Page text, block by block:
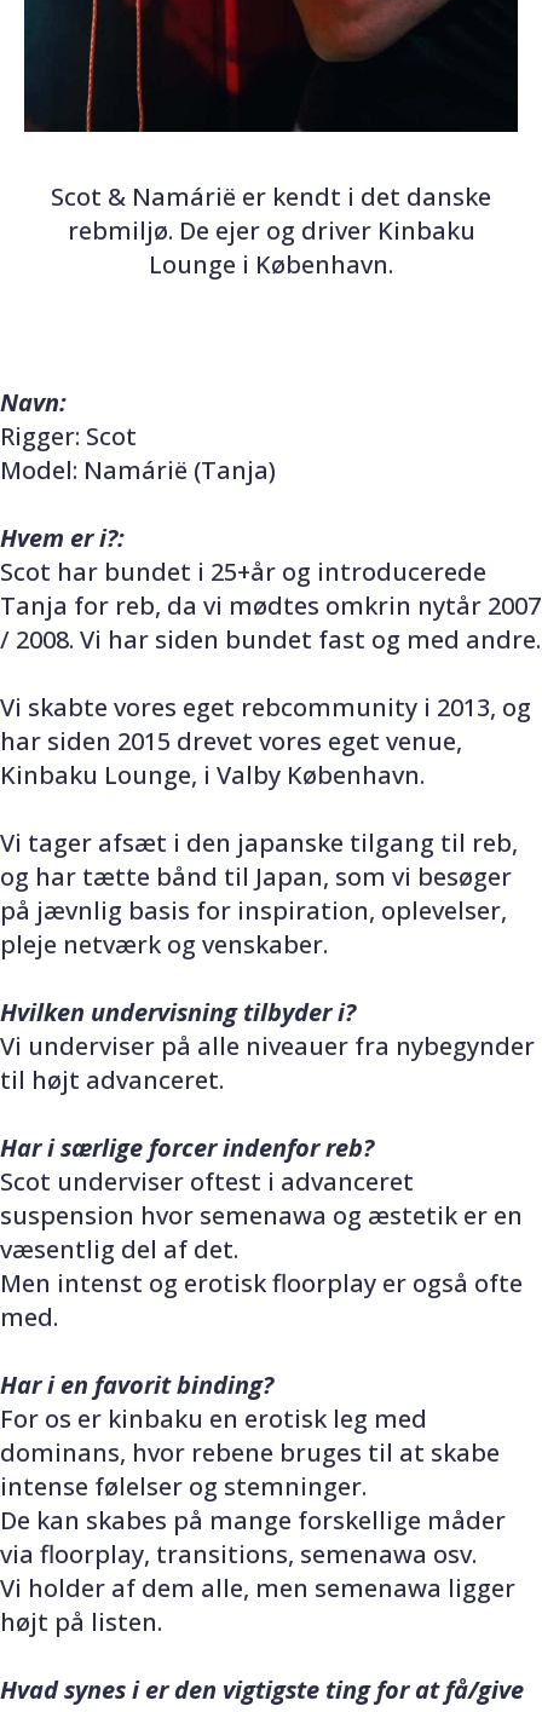
Scot & Namárië er kendt i det danske
rebmiljø. De ejer og driver Kinbaku
Lounge i København.
Navn:
Rigger: Scot
Model: Namárië (Tanja)
Hvem er i?:
Scot har bundet i 25+år og introducerede
Tanja for reb, da vi mødtes omkrin nytår 2007
/ 2008. Vi har siden bundet fast og med andre.
Vi skabte vores eget rebcommunity i 2013, og
har siden 2015 drevet vores eget venue,
Kinbaku Lounge, i Valby København.
Vi tager afsæt i den japanske tilgang til reb,
og har tætte bånd til Japan, som vi besøger
på jævnlig basis for inspiration, oplevelser,
pleje netværk og venskaber.
Hvilken undervisning tilbyder i?
Vi underviser på alle niveauer fra nybegynder
til højt advanceret.
Har i særlige forcer indenfor reb?
Scot underviser oftest i advanceret
suspension hvor semenawa og æstetik er en
væsentlig del af det.
Men intenst og erotisk floorplay er også ofte
med.
Har i en favorit binding?
For os er kinbaku en erotisk leg med
dominans, hvor rebene bruges til at skabe
intense følelser og stemninger.
De kan skabes på mange forskellige måder
via floorplay, transitions, semenawa osv.
Vi holder af dem alle, men semenawa ligger
højt på listen.
Hvad synes i er den vigtigste ting for at få/give